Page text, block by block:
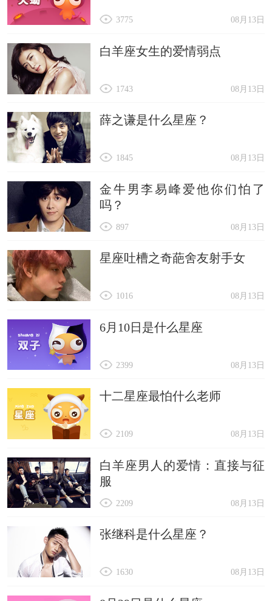
08月13日
3775
白羊座女生的爱情弱点
08月13日
1743
薛之谦是什么星座？
08月13日
1845
金牛男李易峰爱他你们怕了
吗？
08月13日
897
星座吐槽之奇葩舍友射手女
08月13日
1016
6月10日是什么星座
08月13日
2399
十二星座最怕什么老师
08月13日
2109
白羊座男人的爱情：直接与征
服
08月13日
2209
张继科是什么星座？
08月13日
1630